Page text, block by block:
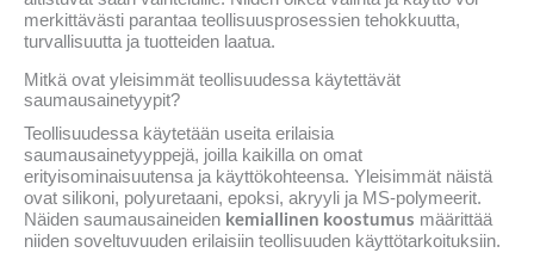
merkittävästi parantaa teollisuusprosessien tehokkuutta,
turvallisuutta ja tuotteiden laatua.
Mitkä ovat yleisimmät teollisuudessa käytettävät
saumausainetyypit?
Teollisuudessa käytetään useita erilaisia
saumausainetyyppejä, joilla kaikilla on omat
erityisominaisuutensa ja käyttökohteensa. Yleisimmät näistä
ovat silikoni, polyuretaani, epoksi, akryyli ja MS-polymeerit.
Näiden saumausaineiden kemiallinen koostumus määrittää
niiden soveltuvuuden erilaisiin teollisuuden käyttötarkoituksiin.